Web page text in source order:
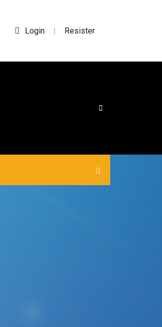
Login | Resister